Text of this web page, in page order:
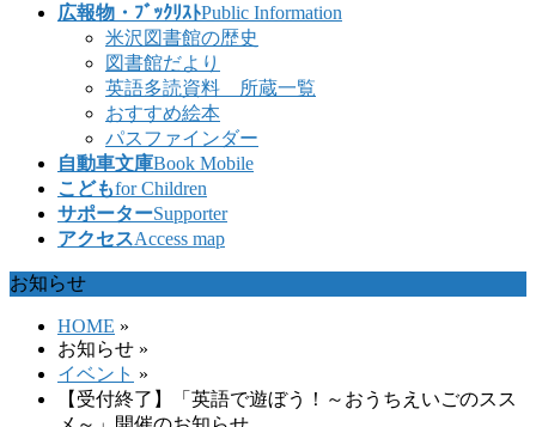
広報物・ﾌﾞｯｸﾘｽﾄPublic Information
米沢図書館の歴史
図書館だより
英語多読資料 所蔵一覧
おすすめ絵本
パスファインダー
自動車文庫Book Mobile
こどもfor Children
サポーターSupporter
アクセスAccess map
お知らせ
HOME »
お知らせ »
イベント »
【受付終了】「英語で遊ぼう！～おうちえいごのスス